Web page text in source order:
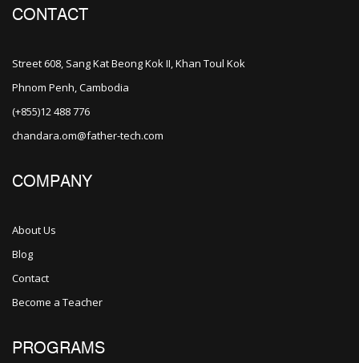
CONTACT
Street 608, Sang Kat Beong Kok II, Khan Toul Kok
Phnom Penh, Cambodia
(+855)12 488 776
chandara.om@father-tech.com
COMPANY
About Us
Blog
Contact
Become a Teacher
PROGRAMS